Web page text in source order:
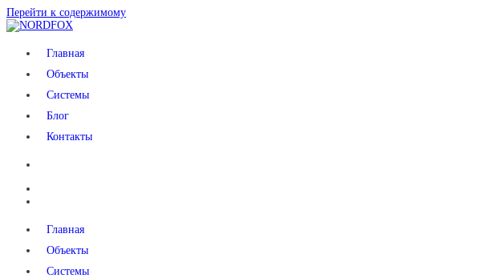
Перейти к содержимому
NORDFOXГлавная
Объекты
Системы
Блог
Контакты
Главная
Объекты
Системы